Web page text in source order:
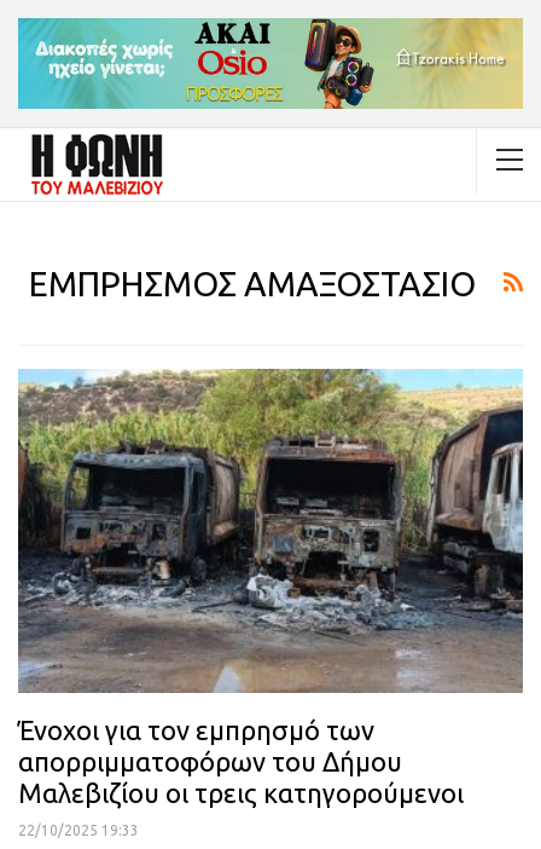
ΕΜΠΡΗΣΜΟΣ ΑΜΑΞΟΣΤΑΣΙΟ
Ένοχοι για τον εμπρησμό των
απορριμματοφόρων του Δήμου
Μαλεβιζίου οι τρεις κατηγορούμενοι
22/10/2025 19:33